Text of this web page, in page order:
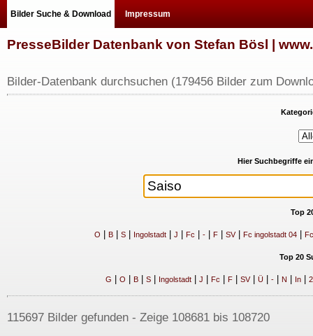
Bilder Suche & Download Impressum
PresseBilder Datenbank von Stefan Bösl |
Bilder-Datenbank durchsuchen (179456 Bilder zum
Hier Suchbegriffe
Top
O B| S| Ingolstadt| J Fc -| F| SV| Fc ingolstadt 04|
Top 20
G O B| S| Ingolstadt| J Fc F| SV| Ü| -| N In| 2
115697 Bilder gefunden - Zeige 108681 bis 108720